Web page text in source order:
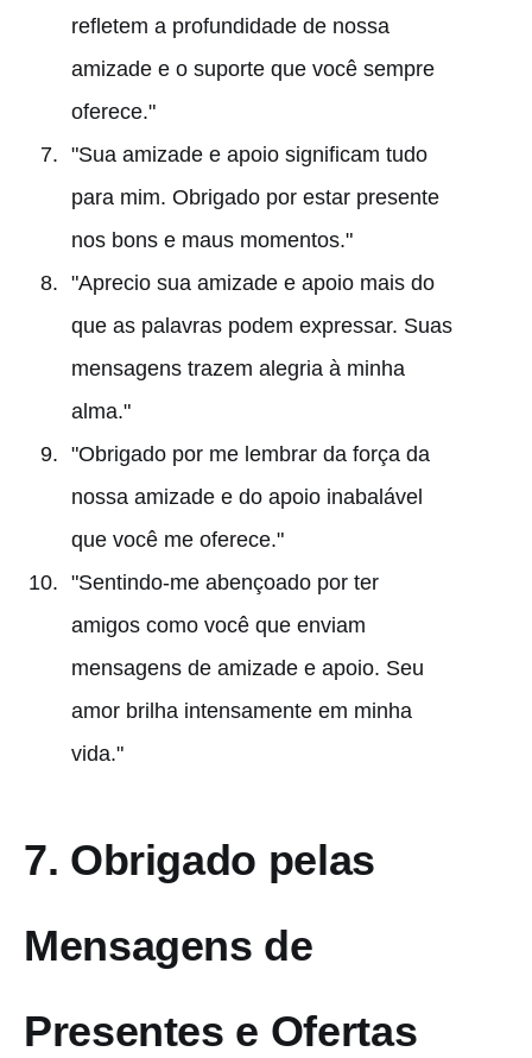
refletem a profundidade de nossa
amizade e o suporte que você sempre
oferece."
"Sua amizade e apoio significam tudo
para mim. Obrigado por estar presente
nos bons e maus momentos."
"Aprecio sua amizade e apoio mais do
que as palavras podem expressar. Suas
mensagens trazem alegria à minha
alma."
"Obrigado por me lembrar da força da
nossa amizade e do apoio inabalável
que você me oferece."
"Sentindo-me abençoado por ter
amigos como você que enviam
mensagens de amizade e apoio. Seu
amor brilha intensamente em minha
vida."
7. Obrigado pelas
Mensagens de
Presentes e Ofertas